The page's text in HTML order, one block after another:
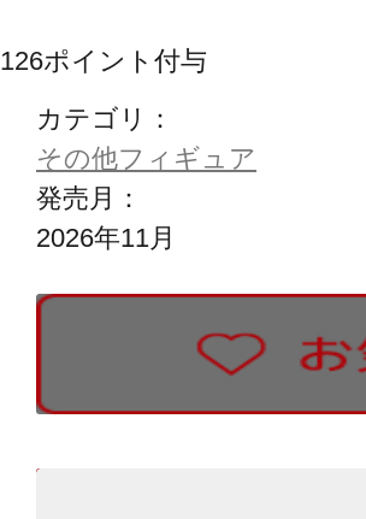
126ポイント付与
カテゴリ：
その他フィギュア
発売月：
2026年11月